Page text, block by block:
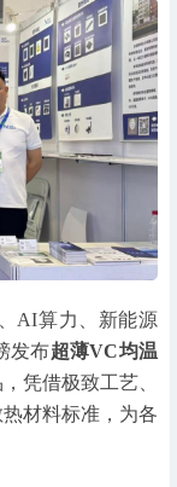
AI算力、新能源
发布超薄VC均温
凭借极致工艺、
材料标准，为各